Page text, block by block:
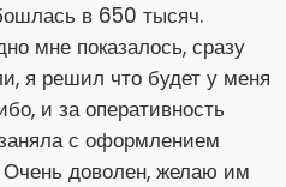
в 650 тысяч.
мне показалось, сразу
я решил что будет у меня
и за оперативность
заняла с оформлением
доволен, желаю им